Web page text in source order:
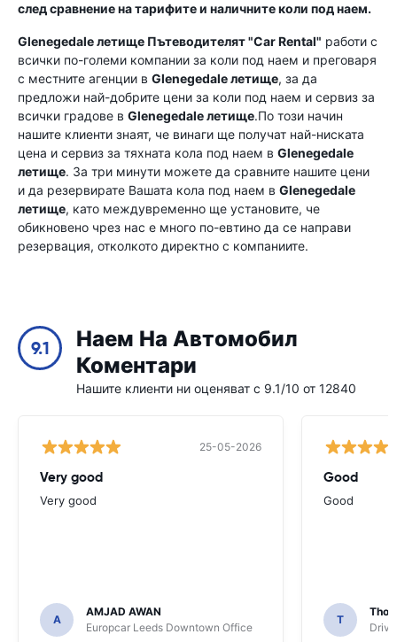
след сравнение на тарифите и наличните коли под наем.
Glenegedale летище Пътеводителят "Car Rental" работи с
всички по-големи компании за коли под наем и преговаря
с местните агенции в Glenegedale летище, за да
предложи най-добрите цени за коли под наем и сервиз за
всички градове в Glenegedale летище.По този начин
нашите клиенти знаят, че винаги ще получат най-ниската
цена и сервиз за тяхната кола под наем в Glenegedale
летище. За три минути можете да сравните нашите цени
и да резервирате Вашата кола под наем в Glenegedale
летище, като междувременно ще установите, че
обикновено чрез нас е много по-евтино да се направи
резервация, отколкото директно с компаниите.
9.1
Наем На Автомобил
Коментари
Нашите клиенти ни оценяват с 9.1/10 от 12840
25-05-2026
Very good
Very good
A
AMJAD AWAN
Europcar Leeds Downtown Office
Good
Good
T